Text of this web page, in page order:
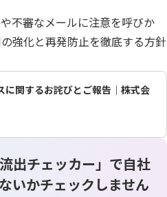
不審なメールに注意を呼びか
強化と再発防止を徹底する方針
に関するお詫びとご報告｜株式会
出チェッカー」で自社
いかチェックしません